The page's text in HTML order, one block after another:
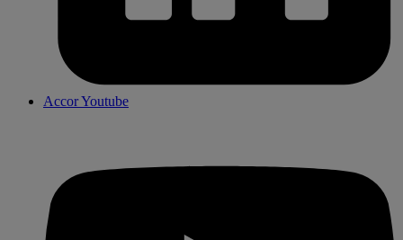
Accor Youtube